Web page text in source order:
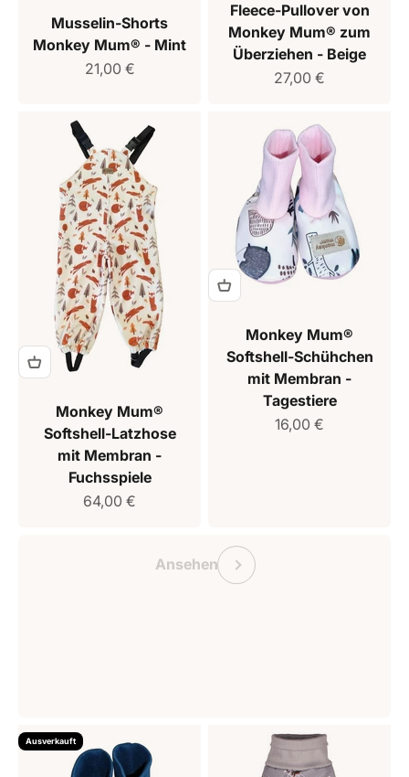
Musselin-Shorts
Monkey Mum® - Mint
Verkaufspreis
21,00 €
Fleece-Pullover von
Monkey Mum® zum
Überziehen - Beige
Verkaufspreis
27,00 €
Monkey Mum®
Softshell-Latzhose
mit Membran -
Fuchsspiele
Verkaufspreis
64,00 €
Monkey Mum®
Softshell-Schühchen
mit Membran -
Tagestiere
Verkaufspreis
16,00 €
AnsehenVorherige
Ausverkauft